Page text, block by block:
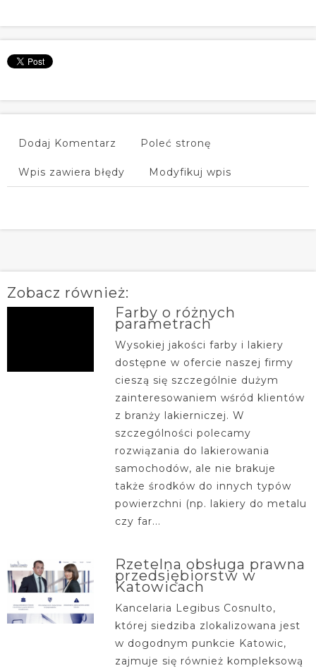
Dodaj Komentarz Poleć stronę
Wpis zawiera błędy Modyfikuj wpis
Zobacz również:
Farby o różnych
parametrach
Wysokiej jakości farby i lakiery
dostępne w ofercie naszej firmy
cieszą się szczególnie dużym
zainteresowaniem wśród klientów
z branży lakierniczej. W
szczególności polecamy
rozwiązania do lakierowania
samochodów, ale nie brakuje
także środków do innych typów
powierzchni (np. lakiery do metalu
czy far...
Rzetelna obsługa prawna
przedsiębiorstw w
Katowicach
Kancelaria Legibus Cosnulto,
której siedziba zlokalizowana jest
w dogodnym punkcie Katowic,
zajmuje się również kompleksową